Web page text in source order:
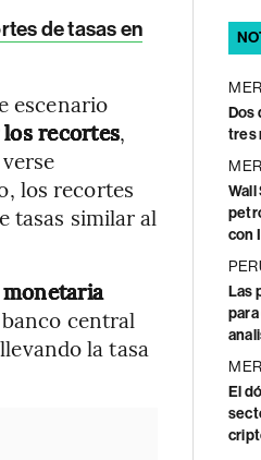
de tasas en
escenario
recortes,
los recortes
tasas similar al
central
la tasa
Dos
tres
Wall
con
Las
El